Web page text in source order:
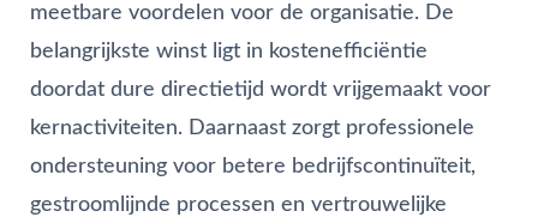
meetbare voordelen voor de organisatie. De
belangrijkste winst ligt in kostenefficiëntie
doordat dure directietijd wordt vrijgemaakt voor
kernactiviteiten. Daarnaast zorgt professionele
ondersteuning voor betere bedrijfscontinuïteit,
gestroomlijnde processen en vertrouwelijke